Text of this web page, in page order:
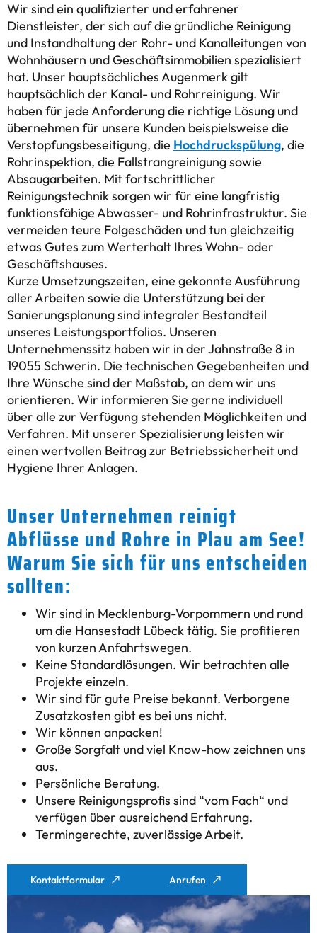
Wir sind ein qualifizierter und erfahrener
Dienstleister, der sich auf die gründliche Reinigung
und Instandhaltung der Rohr- und Kanalleitungen von
Wohnhäusern und Geschäftsimmobilien spezialisiert
hat. Unser hauptsächliches Augenmerk gilt
hauptsächlich der Kanal- und Rohrreinigung. Wir
haben für jede Anforderung die richtige Lösung und
übernehmen für unsere Kunden beispielsweise die
Verstopfungsbeseitigung, die Hochdruckspülung, die
Rohrinspektion, die Fallstrangreinigung sowie
Absaugarbeiten. Mit fortschrittlicher
Reinigungstechnik sorgen wir für eine langfristig
funktionsfähige Abwasser- und Rohrinfrastruktur. Sie
vermeiden teure Folgeschäden und tun gleichzeitig
etwas Gutes zum Werterhalt Ihres Wohn- oder
Geschäftshauses.
Kurze Umsetzungszeiten, eine gekonnte Ausführung
aller Arbeiten sowie die Unterstützung bei der
Sanierungsplanung sind integraler Bestandteil
unseres Leistungsportfolios. Unseren
Unternehmenssitz haben wir in der Jahnstraße 8 in
19055 Schwerin. Die technischen Gegebenheiten und
Ihre Wünsche sind der Maßstab, an dem wir uns
orientieren. Wir informieren Sie gerne individuell
über alle zur Verfügung stehenden Möglichkeiten und
Verfahren. Mit unserer Spezialisierung leisten wir
einen wertvollen Beitrag zur Betriebssicherheit und
Hygiene Ihrer Anlagen.
Unser Unternehmen reinigt
Abflüsse und Rohre in Plau am See!
Warum Sie sich für uns entscheiden
sollten:
Wir sind in Mecklenburg-Vorpommern und rund
um die Hansestadt Lübeck tätig. Sie profitieren
von kurzen Anfahrtswegen.
Keine Standardlösungen. Wir betrachten alle
Projekte einzeln.
Wir sind für gute Preise bekannt. Verborgene
Zusatzkosten gibt es bei uns nicht.
Wir können anpacken!
Große Sorgfalt und viel Know-how zeichnen uns
aus.
Persönliche Beratung.
Unsere Reinigungsprofis sind “vom Fach“ und
verfügen über ausreichend Erfahrung.
Termingerechte, zuverlässige Arbeit.
Kontaktformular Anrufen